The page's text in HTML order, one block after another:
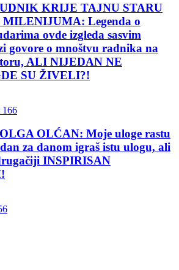
KRIJE TAJNU STARU
Legenda o
ovde izgleda sasvim
govore o mnoštvu radnika na
ALI NIJEDAN NE
SU ŽIVELI?!
166
OLĆAN: Moje uloge rastu
za danom igraš istu ulogu, ali
INSPIRISAN